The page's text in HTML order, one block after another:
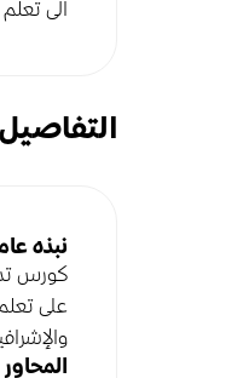
الى
التفاصيل
نبذه
كورس
على